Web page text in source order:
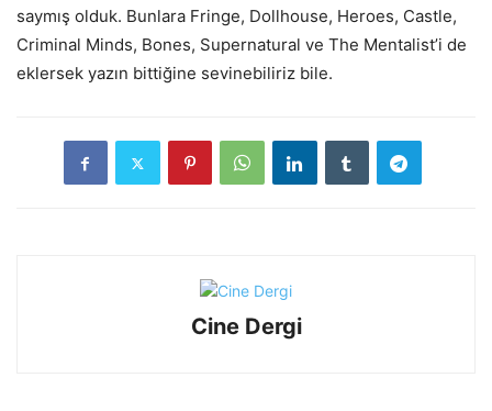
saymış olduk. Bunlara Fringe, Dollhouse, Heroes, Castle,
Criminal Minds, Bones, Supernatural ve The Mentalist’i de
eklersek yazın bittiğine sevinebiliriz bile.
Cine Dergi